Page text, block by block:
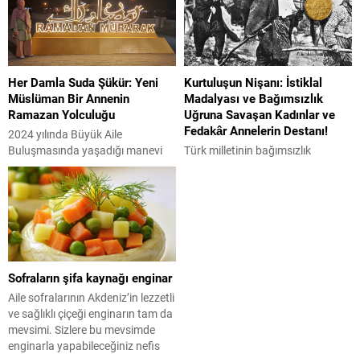
Her Damla Suda Şükür: Yeni
Müslüman Bir Annenin
Ramazan Yolculuğu
2024 yılında Büyük Aile
Buluşmasında yaşadığı manevi
dönüşüm sürecini anlatan Macar
aktivist Reka Szilagyi, Ramazan
ayı ve orucun hayatındaki
anlamını, aile bağları üzerindeki
etkisini Aile Gazetesi’ne anlattı.
“Ramazan Bize Her Damla Suda,
Her Nefeste Allah’a Şükretmeyi
Öğretir” Müslüman olmadan önce
Ramazan ve oruç hakkında ne
düşünüyordunuz? Şimdi, sizin için
ne...
Kurtuluşun Nişanı: İstiklal
Madalyası ve Bağımsızlık
Uğruna Savaşan Kadınlar ve
Fedakâr Annelerin Destanı!
Türk milletinin bağımsızlık
Sofraların şifa kaynağı enginar
Aile sofralarının Akdeniz’in lezzetli
ve sağlıklı çiçeği enginarın tam da
mevsimi. Sizlere bu mevsimde
enginarla yapabileceğiniz nefis